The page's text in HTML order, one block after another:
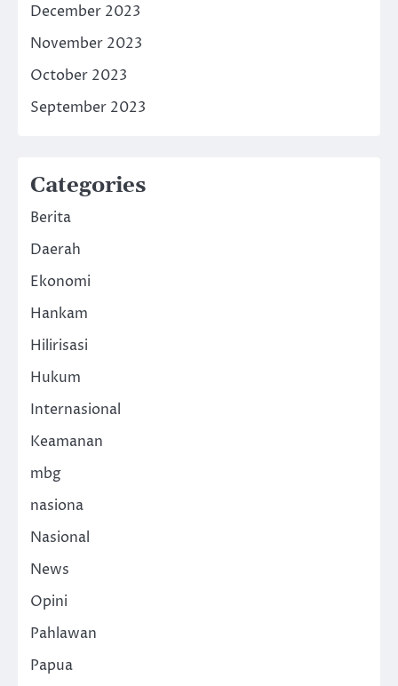
December 2023
November 2023
October 2023
September 2023
Categories
Berita
Daerah
Ekonomi
Hankam
Hilirisasi
Hukum
Internasional
Keamanan
mbg
nasiona
Nasional
News
Opini
Pahlawan
Papua